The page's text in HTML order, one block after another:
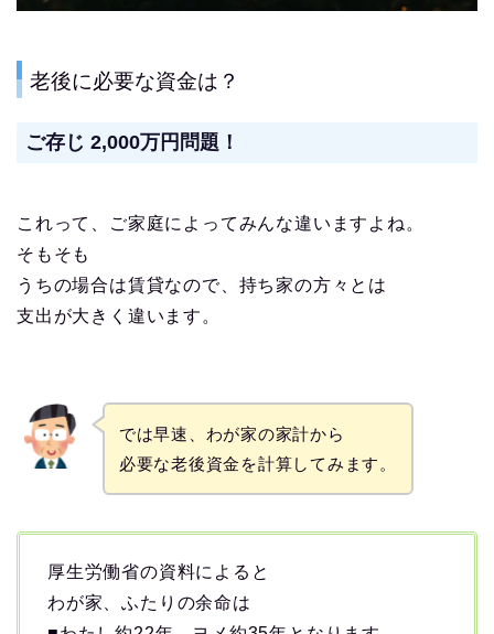
老後に必要な資金は？
ご存じ 2,000万円問題！
これって、ご家庭によってみんな違いますよね。
そもそも
うちの場合は賃貸なので、持ち家の方々とは
支出が大きく違います。
では早速、わが家の家計から
必要な老後資金を計算してみます。
厚生労働省の資料によると
わが家、ふたりの余命は